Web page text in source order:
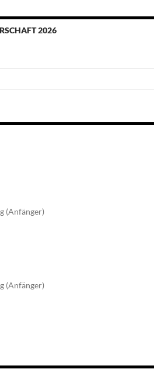
2026
(Anfänger)
(Anfänger)